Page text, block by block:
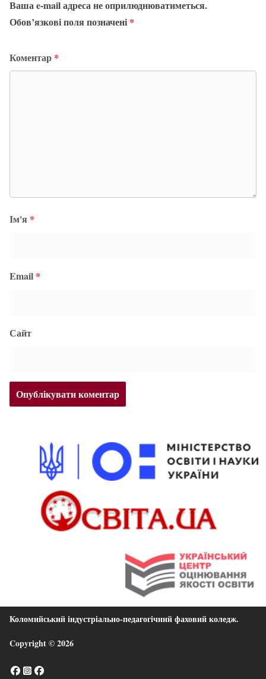
Ваша e-mail адреса не оприлюднюватиметься.
Обов’язкові поля позначені *
Коментар *
Ім'я *
Email *
Сайт
Коломийський індустріально-педагогічний фаховий коледж.
Copyright © 2026